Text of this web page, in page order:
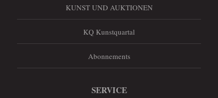
KUNST UND AUKTIONEN
KQ Kunstquartal
Abonnements
SERVICE